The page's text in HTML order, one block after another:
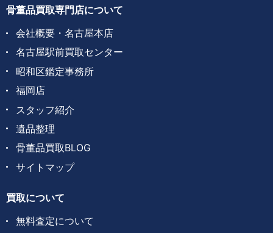
骨董品買取専門店について
会社概要・名古屋本店
名古屋駅前買取センター
昭和区鑑定事務所
福岡店
スタッフ紹介
遺品整理
骨董品買取BLOG
サイトマップ
買取について
無料査定について